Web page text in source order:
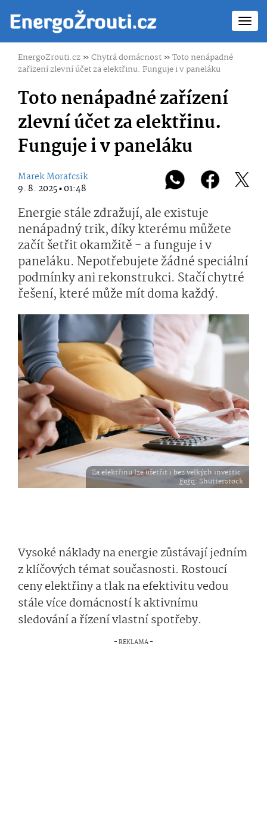
EnergoZrouti.cz»Chytrá domácnost»Toto nenápadné
zařízení zlevní účet za elektřinu. Funguje i v paneláku
Toto nenápadné zařízení
zlevní účet za elektřinu.
Funguje i v paneláku
Marek Morafcsik
9. 8. 2025 ▪ 01:48
Energie stále zdražují, ale existuje
nenápadný trik, díky kterému můžete
začít šetřit okamžitě - a funguje i v
paneláku. Nepotřebujete žádné speciální
podmínky ani rekonstrukci. Stačí chytré
řešení, které může mít doma každý.
Za elektřinu lze ušetřit i bez velkých investic.
Foto: Shutterstock
Vysoké náklady na energie zůstávají jedním
z klíčových témat současnosti. Rostoucí
ceny elektřiny a tlak na efektivitu vedou
stále více domácností k aktivnímu
sledování a řízení vlastní spotřeby.